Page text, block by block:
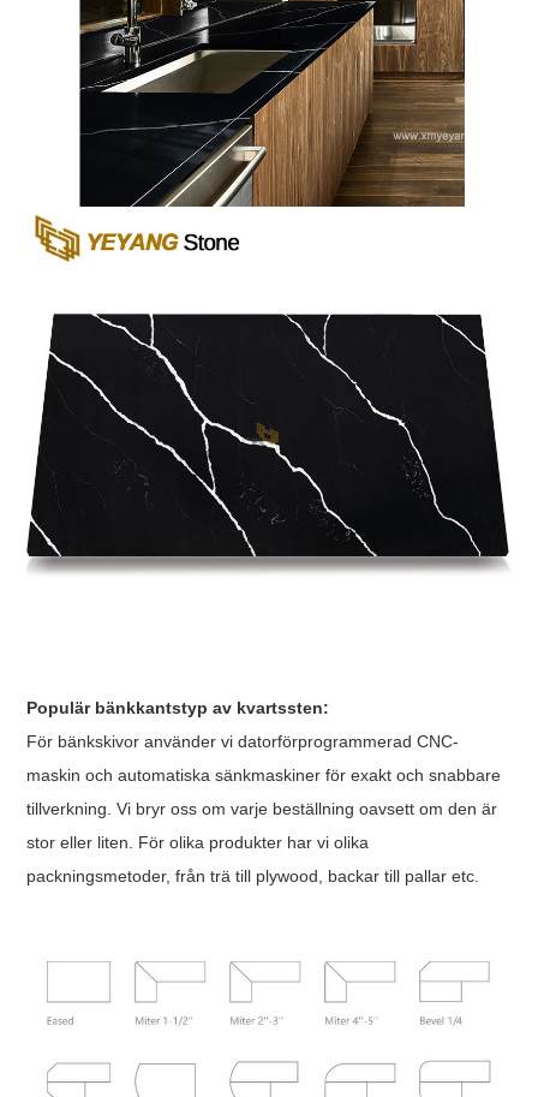
Populär bänkkantstyp av kvartssten:
För bänkskivor använder vi datorförprogrammerad CNC-
maskin och automatiska sänkmaskiner för exakt och snabbare
tillverkning. Vi bryr oss om varje beställning oavsett om den är
stor eller liten. För olika produkter har vi olika
packningsmetoder, från trä till plywood, backar till pallar etc.